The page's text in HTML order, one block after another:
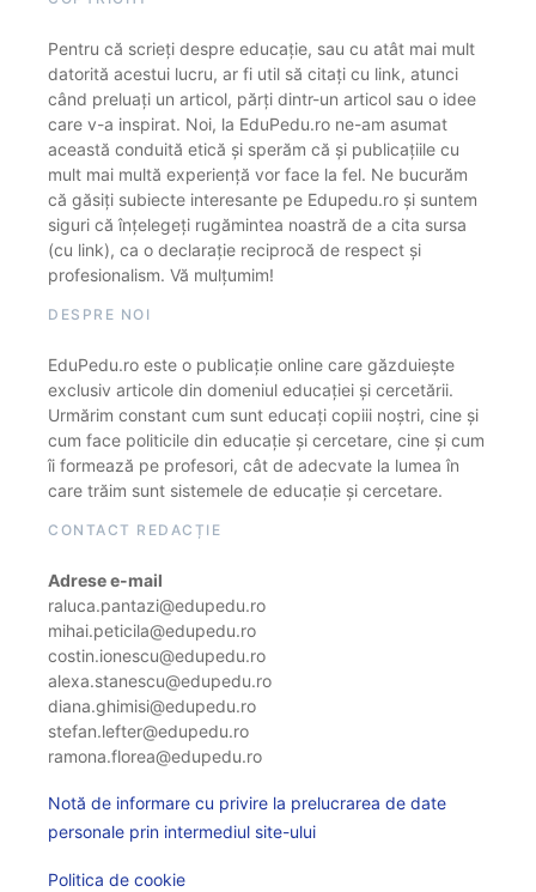
Pentru că scrieți despre educație, sau cu atât mai mult
datorită acestui lucru, ar fi util să citați cu link, atunci
când preluați un articol, părți dintr-un articol sau o idee
care v-a inspirat. Noi, la EduPedu.ro ne-am asumat
această conduită etică și sperăm că și publicațiile cu
mult mai multă experiență vor face la fel. Ne bucurăm
că găsiți subiecte interesante pe Edupedu.ro și suntem
siguri că înțelegeți rugămintea noastră de a cita sursa
(cu link), ca o declarație reciprocă de respect și
profesionalism. Vă mulțumim!
DESPRE NOI
EduPedu.ro este o publicație online care găzduiește
exclusiv articole din domeniul educației și cercetării.
Urmărim constant cum sunt educați copiii noștri, cine și
cum face politicile din educație și cercetare, cine și cum
îi formează pe profesori, cât de adecvate la lumea în
care trăim sunt sistemele de educație și cercetare.
CONTACT REDACȚIE
Adrese e-mail
raluca.pantazi@edupedu.ro
mihai.peticila@edupedu.ro
costin.ionescu@edupedu.ro
alexa.stanescu@edupedu.ro
diana.ghimisi@edupedu.ro
stefan.lefter@edupedu.ro
ramona.florea@edupedu.ro
Notă de informare cu privire la prelucrarea de date
personale prin intermediul site-ului
Politica de cookie